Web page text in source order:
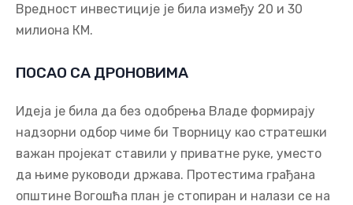
Вредност инвестиције је била између 20 и 30
милиона КМ.
ПОСАО СА ДРОНОВИМА
Идеја је била да без одобрења Владе формирају
надзорни одбор чиме би Творницу као стратешки
важан пројекат ставили у приватне руке, уместо
да њиме руководи држава. Протестима грађана
општине Вогошћа план је стопиран и налази се на